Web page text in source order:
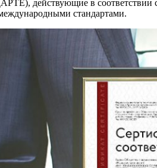
действующие в соответствии
стандартами.